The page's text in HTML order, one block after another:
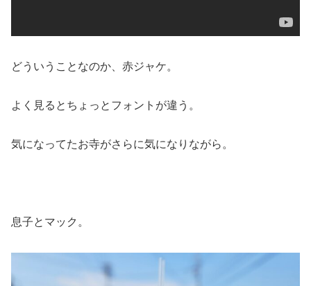
どういうことなのか、赤ジャケ。
よく見るとちょっとフォントが違う。
気になってたお寺がさらに気になりながら。
息子とマック。